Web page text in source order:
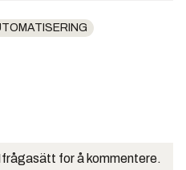
for å kommentere.